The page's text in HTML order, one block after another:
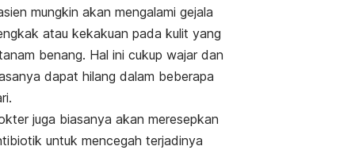
mungkin akan mengalami gejala
atau kekakuan pada kulit yang
benang. Hal ini cukup wajar dan
dapat hilang dalam beberapa
juga biasanya akan meresepkan
untuk mencegah terjadinya